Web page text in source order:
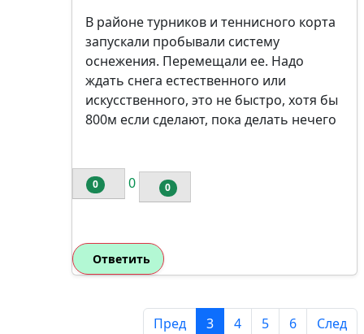
В районе турников и теннисного корта
запускали пробывали систему
оснежения. Перемещали ее. Надо
ждать снега естественного или
искусственного, это не быстро, хотя бы
800м если сделают, пока делать нечего
0 0 0
Ответить
Пред 3 4 5 6 След